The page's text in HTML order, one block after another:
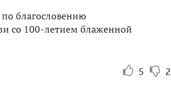
по благословению
со 100-летием блаженной
5 2